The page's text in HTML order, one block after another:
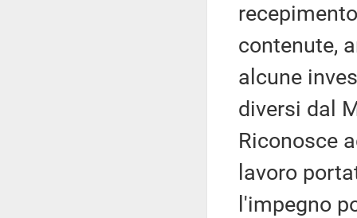
contenute,
alcune
diversi dal
Riconosce
lavoro
l'impegno